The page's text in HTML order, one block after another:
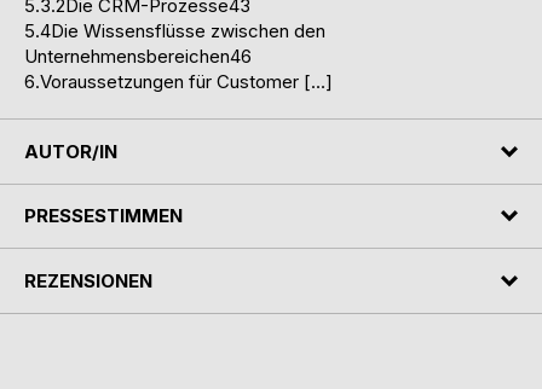
5.3.2Die CRM-Prozesse43
5.4Die Wissensflüsse zwischen den
Unternehmensbereichen46
6.Voraussetzungen für Customer […]
AUTOR/IN
PRESSESTIMMEN
REZENSIONEN